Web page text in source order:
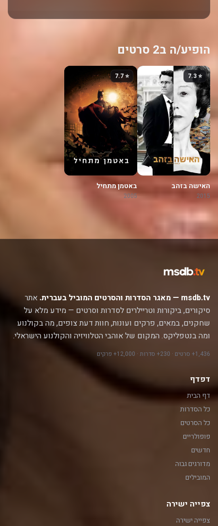
הופיע/ה ב2 סרטים
⭐ 7.3
האישה בזהב
2015
⭐ 7.7
באטמן מתחיל
2005
msdb.tv — מאגר הסדרות והסרטים המוביל בעברית.
אתר
סיקורים, ביקורות וטריילרים לסדרות וסרטים — מידע מלא על
שחקנים, במאים, פרקים ועונות, חוות דעת צופים, מה בקולנוע
ומה בנטפליקס. המקום של אוהבי הטלוויזיה והקולנוע הישראלי.
1,436+ סרטים · 230+ סדרות · 12,000+ פרקים
דפדף
דף הבית
כל הסדרות
כל הסרטים
פופולריים
חדשים
מדורגים גבוה
המובילים
צפייה ישירה
צפייה ישירה